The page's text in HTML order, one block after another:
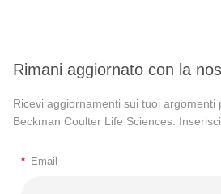
Rimani aggiornato con la
Ricevi aggiornamenti sui tuoi argomenti
Beckman Coulter Life Sciences.
* Email